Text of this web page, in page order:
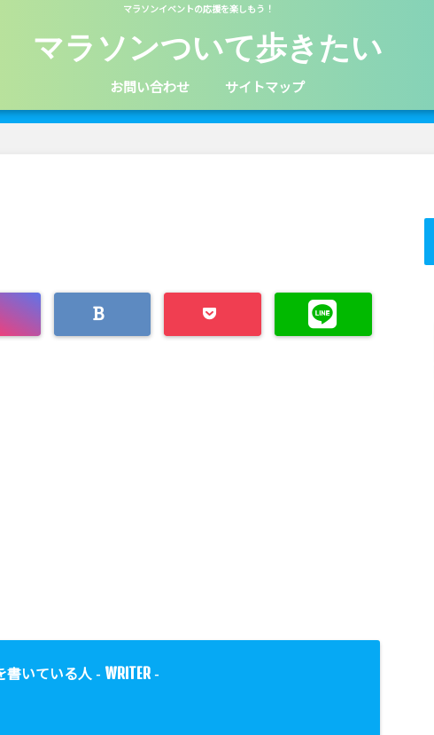
マラソンイベントの応援を楽しもう！
マラソンついて歩きたい
お問い合わせ サイトマップ
書いている人 - WRITER -